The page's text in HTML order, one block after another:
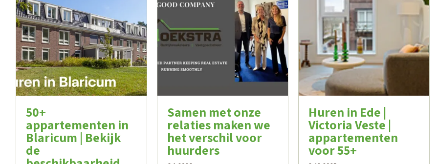
50+
appartementen in
Blaricum | Bekijk
de
Samen met onze
relaties maken we
het verschil voor
huurders
Huren in Ede |
Victoria Veste |
appartementen
voor 55+